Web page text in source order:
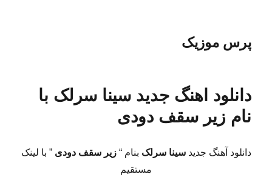
پرس موزیک
دانلود اهنگ جدید سینا سرلک با
نام زیر سقف دودی
دانلود آهنگ جدید سینا سرلک بنام “ زیر سقف دودی” با لینک
مستقیم